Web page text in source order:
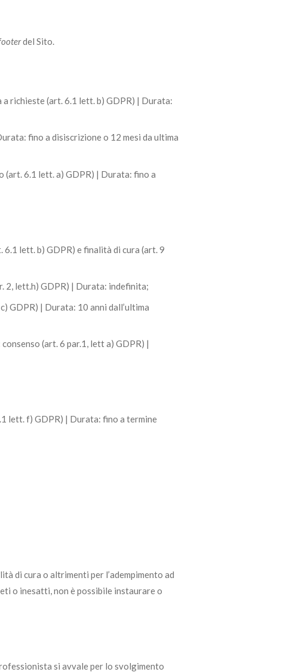
del Sito.
richieste (art. 6.1 lett. b) GDPR) | Durata:
fino a disiscrizione o 12 mesi da ultima
(art. 6.1 lett. a) GDPR) | Durata: fino a
lett. b) GDPR) e finalità di cura (art. 9
2, lett.h) GDPR) | Durata: indefinita;
GDPR) | Durata: 10 anni dall’ultima
(art. 6 par.1, lett a) GDPR) |
lett. f) GDPR) | Durata: fino a termine
di cura o altrimenti per l’adempimento ad
o inesatti, non è possibile instaurare o
si avvale per lo svolgimento